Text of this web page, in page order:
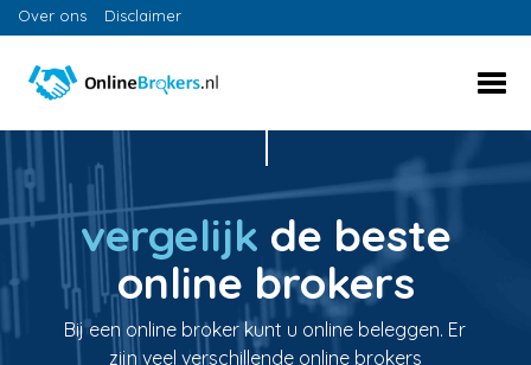
Over ons Disclaimer
vergelijk de beste
online brokers
Bij een online broker kunt u online beleggen. Er
zijn veel verschillende online brokers